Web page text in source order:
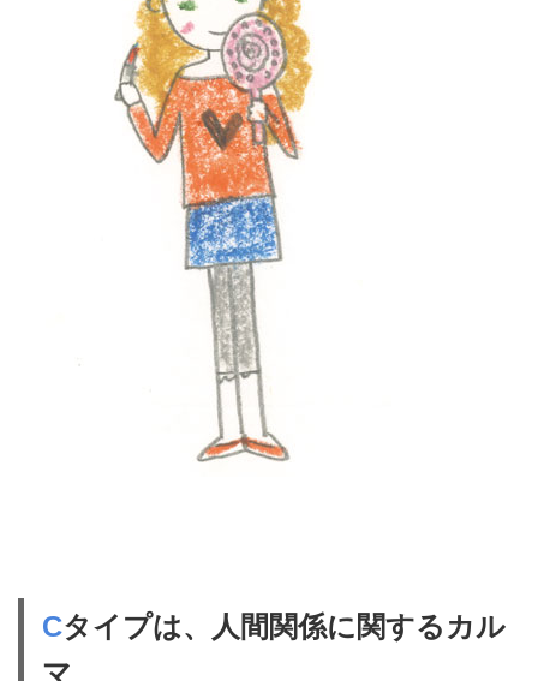
Cタイプは、人間関係に関するカル
マ